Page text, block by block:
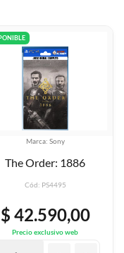
DISPONIBLE
Marca: Sony
The Forest
Cód: PS4494
$ 42.590,00
Precio exclusivo web